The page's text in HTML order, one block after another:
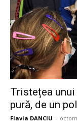
Tristețea
pură, de un
Flavia DANCIU -